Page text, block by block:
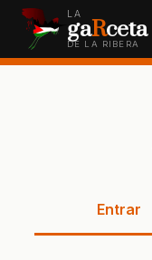
LA
gaRceta
DE LA RIBERA
Entrar